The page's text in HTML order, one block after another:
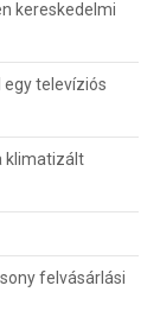
kereskedelmi
egy televíziós
klimatizált
felvásárlási